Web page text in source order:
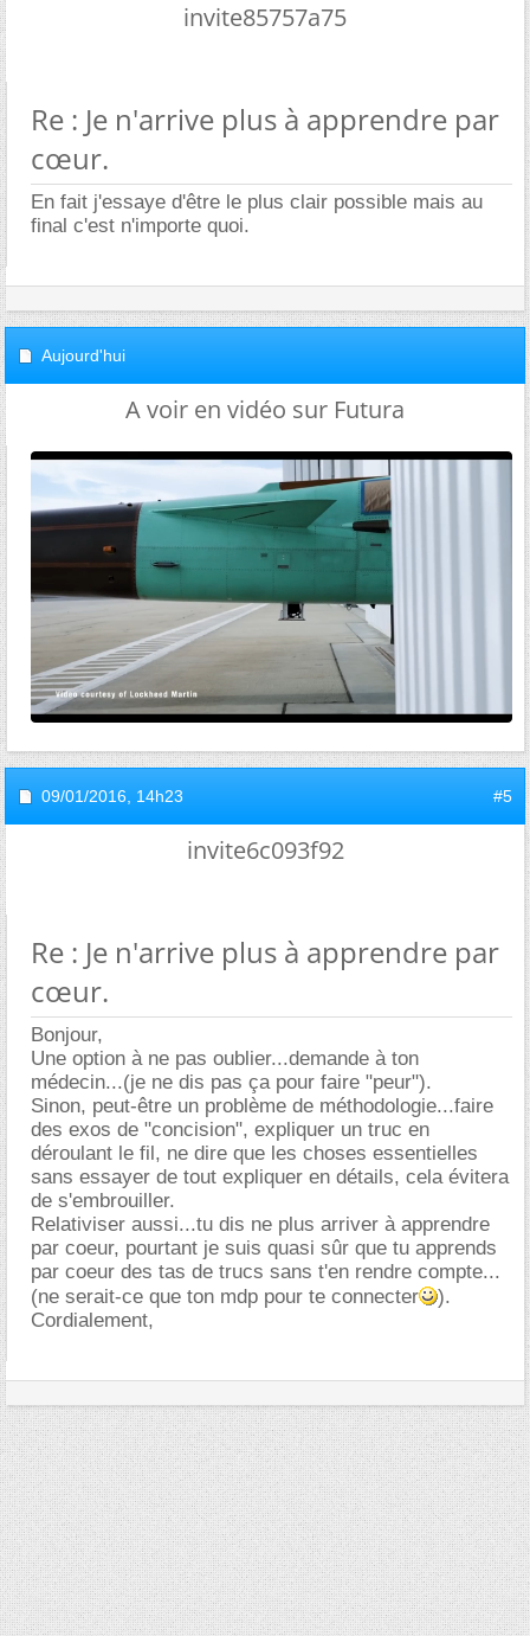
invite85757a75
Re : Je n'arrive plus à apprendre par
cœur.
En fait j'essaye d'être le plus clair possible mais au
final c'est n'importe quoi.
Aujourd'hui
A voir en vidéo sur Futura
09/01/2016, 14h23 #5
invite6c093f92
Re : Je n'arrive plus à apprendre par
cœur.
Bonjour,
Une option à ne pas oublier...demande à ton
médecin...(je ne dis pas ça pour faire "peur").
Sinon, peut-être un problème de méthodologie...faire
des exos de "concision", expliquer un truc en
déroulant le fil, ne dire que les choses essentielles
sans essayer de tout expliquer en détails, cela évitera
de s'embrouiller.
Relativiser aussi...tu dis ne plus arriver à apprendre
par coeur, pourtant je suis quasi sûr que tu apprends
par coeur des tas de trucs sans t'en rendre compte...
(ne serait-ce que ton mdp pour te connecter
).
Cordialement,